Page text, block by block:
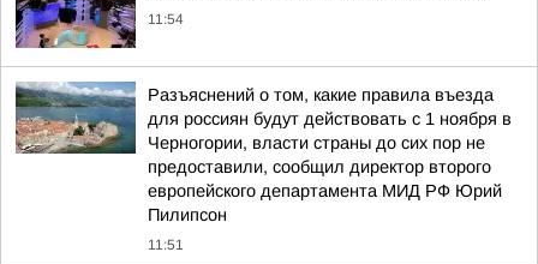
11:54
Разъяснений о том, какие правила въезда
для россиян будут действовать с 1 ноября в
Черногории, власти страны до сих пор не
предоставили, сообщил директор второго
европейского департамента МИД РФ Юрий
Пилипсон
11:51